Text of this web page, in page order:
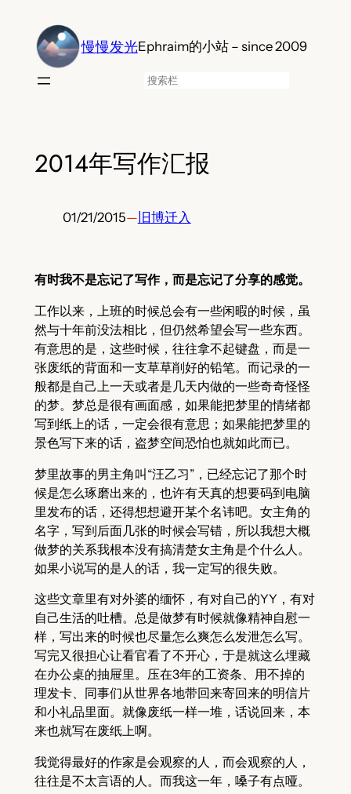
慢慢发光Ephraim的小站 – since 2009
搜
2014年写作汇报
01/21/2015— 旧博迁入
有时我不是忘记了写作，而是忘记了分享的感觉。
工作以来，上班的时候总会有一些闲暇的时候，虽
然与十年前没法相比，但仍然希望会写一些东西。
有意思的是，这些时候，往往拿不起键盘，而是一
张废纸的背面和一支草草削好的铅笔。而记录的一
般都是自己上一天或者是几天内做的一些奇奇怪怪
的梦。梦总是很有画面感，如果能把梦里的情绪都
写到纸上的话，一定会很有意思；如果能把梦里的
景色写下来的话，盗梦空间恐怕也就如此而已。
梦里故事的男主角叫“汪乙习”，已经忘记了那个时
候是怎么琢磨出来的，也许有天真的想要码到电脑
里发布的话，还得想想避开某个名讳吧。女主角的
名字，写到后面几张的时候会写错，所以我想大概
做梦的关系我根本没有搞清楚女主角是个什么人。
如果小说写的是人的话，我一定写的很失败。
这些文章里有对外婆的缅怀，有对自己的YY，有对
自己生活的吐槽。总是做梦有时候就像精神自慰一
样，写出来的时候也尽量怎么爽怎么发泄怎么写。
写完又很担心让看官看了不开心，于是就这么埋藏
在办公桌的抽屉里。压在3年的工资条、用不掉的
理发卡、同事们从世界各地带回来寄回来的明信片
和小礼品里面。就像废纸一样一堆，话说回来，本
来也就写在废纸上啊。
我觉得最好的作家是会观察的人，而会观察的人，
往往是不太言语的人。而我这一年，嗓子有点哑。